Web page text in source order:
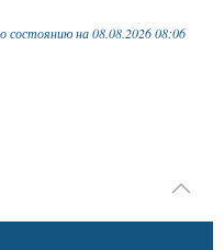
состоянию на 08.08.2026 08:06